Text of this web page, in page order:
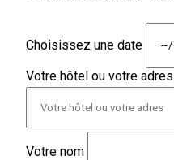
Choisissez une date
Votre hôtel ou votre
Votre nom